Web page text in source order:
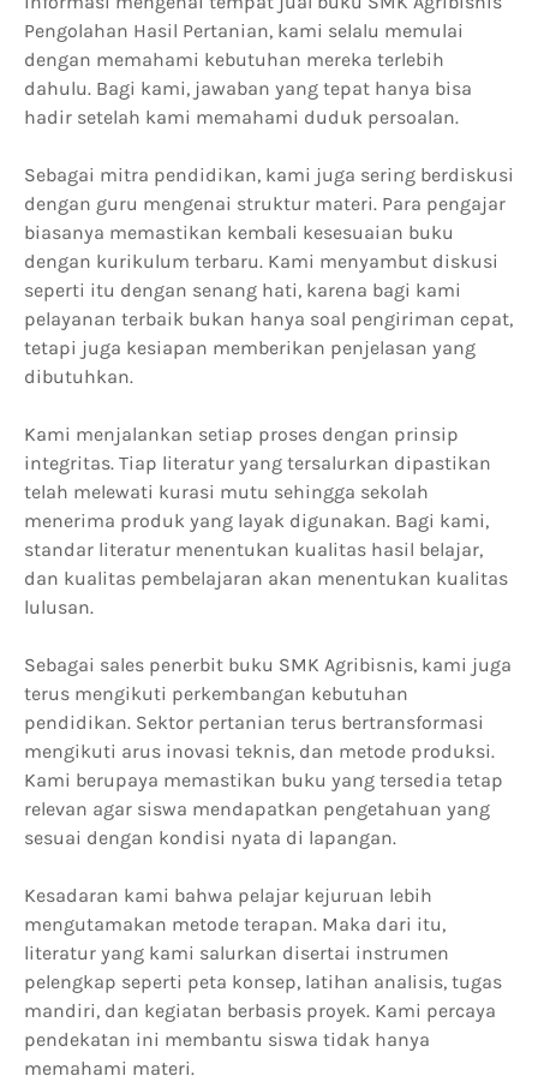
Pengolahan Hasil Pertanian, kami selalu memulai
dengan memahami kebutuhan mereka terlebih
dahulu. Bagi kami, jawaban yang tepat hanya bisa
hadir setelah kami memahami duduk persoalan.
Sebagai mitra pendidikan, kami juga sering berdiskusi
dengan guru mengenai struktur materi. Para pengajar
biasanya memastikan kembali kesesuaian buku
dengan kurikulum terbaru. Kami menyambut diskusi
seperti itu dengan senang hati, karena bagi kami
pelayanan terbaik bukan hanya soal pengiriman cepat,
tetapi juga kesiapan memberikan penjelasan yang
dibutuhkan.
Kami menjalankan setiap proses dengan prinsip
integritas. Tiap literatur yang tersalurkan dipastikan
telah melewati kurasi mutu sehingga sekolah
menerima produk yang layak digunakan. Bagi kami,
standar literatur menentukan kualitas hasil belajar,
dan kualitas pembelajaran akan menentukan kualitas
lulusan.
Sebagai sales penerbit buku SMK Agribisnis, kami juga
terus mengikuti perkembangan kebutuhan
pendidikan. Sektor pertanian terus bertransformasi
mengikuti arus inovasi teknis, dan metode produksi.
Kami berupaya memastikan buku yang tersedia tetap
relevan agar siswa mendapatkan pengetahuan yang
sesuai dengan kondisi nyata di lapangan.
Kesadaran kami bahwa pelajar kejuruan lebih
mengutamakan metode terapan. Maka dari itu,
literatur yang kami salurkan disertai instrumen
pelengkap seperti peta konsep, latihan analisis, tugas
mandiri, dan kegiatan berbasis proyek. Kami percaya
pendekatan ini membantu siswa tidak hanya
memahami materi.